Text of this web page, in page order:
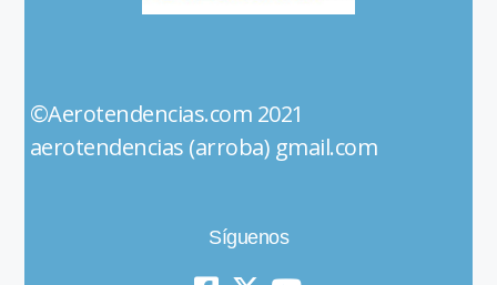
©Aerotendencias.com 2021
aerotendencias (arroba) gmail.com
Síguenos